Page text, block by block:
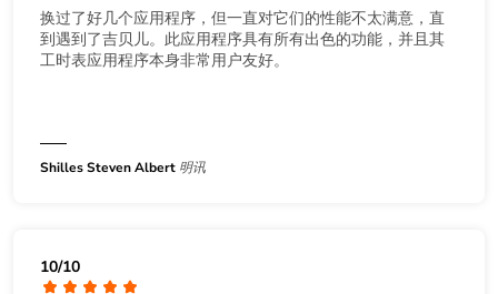
换过了好几个应用程序，但一直对它们的性能不太满意，直
到遇到了吉贝儿。此应用程序具有所有出色的功能，并且其
工时表应用程序本身非常用户友好。
Shilles Steven Albert 明讯
10/10